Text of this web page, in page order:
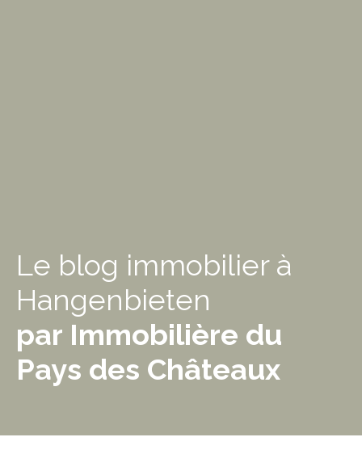
Le blog immobilier à
Hangenbieten
par Immobilière du
Pays des Châteaux